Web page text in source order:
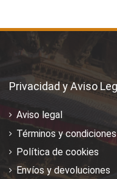
Privacidad y Aviso
Aviso legal
Términos y condiciones
Política de cookies
Envíos y devoluciones